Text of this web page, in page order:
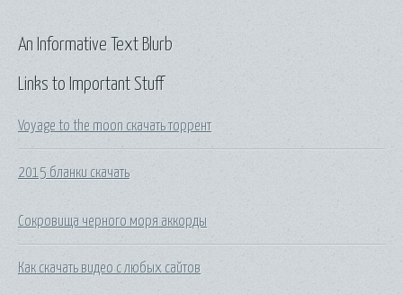
Links to Important Stuff
Voyage to the moon скачать торрент
2015 бланки скачать
Сокровища черного моря аккорды
Как скачать видео с любых сайтов
An Informative Text Blurb